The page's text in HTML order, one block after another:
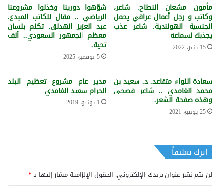
مأمون مشعان النطاح. شاعر،
وكاتب و رجل أعمال عراقي يحمل
الجنسية الهولندية. شاعر عذب
يجذبك لسماعه
15 يناير، 2022
شوّهوا دورينا وخذلوا مشروعنا
الرياضي .. مقال للكاتب المبدع.
عبد العزيز الهدلق. تكلم بلسان
معظم الجمهور السعودي.. ألف
تحية.
5 نوفمبر، 2025
سعادة اللواء متقاعد. د. سعيد بن
محمد الغامدي .. شاعر فصحى
وهذه صفحة الشعر.
25 يونيو، 2021
مدير عام مشروع تعظيم البلد
الحرام سعيد الغامدي
1 يونيو، 2019
اترك تعليقاً
لن يتم نشر عنوان بريدك الإلكتروني. الحقول الإلزامية مشار إليها بـ*